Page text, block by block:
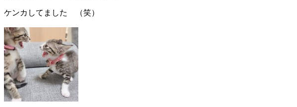
ケンカしてました （笑）